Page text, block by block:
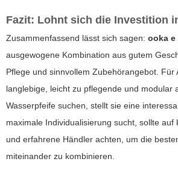
Fazit: Lohnt sich die Investition
Zusammenfassend lässt sich sagen: ooka
ausgewogene Kombination aus gutem
Pflege und sinnvollem Zubehörangebot. Für
langlebige, leicht zu pflegende und modular
Wasserpfeife suchen, stellt sie eine
maximale Individualisierung sucht, sollte auf
und erfahrene Händler achten, um die
miteinander zu kombinieren.